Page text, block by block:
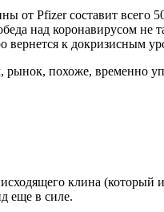
от Pfizer составит всего
над коронавирусом не
вернется к докризисным
похоже, временно
клина (который
еще в силе.